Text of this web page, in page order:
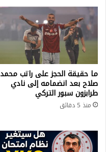
ما حقيقة الحجز على راتب محمد
صلاح بعد انضمامه إلى نادي
طرابزون سبور التركي
منذ 5 دقائق